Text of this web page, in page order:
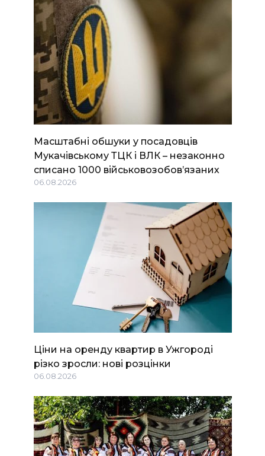
Масштабні обшуки у посадовців
Мукачівському ТЦК і ВЛК – незаконно
списано 1000 військовозобов’язаних
06.08.2026
Ціни на оренду квартир в Ужгороді
різко зросли: нові розцінки
06.08.2026